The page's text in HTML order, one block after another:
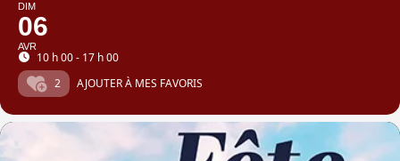
DIM
06
AVR
10 h 00 - 17 h 00
2
AJOUTER À MES FAVORIS